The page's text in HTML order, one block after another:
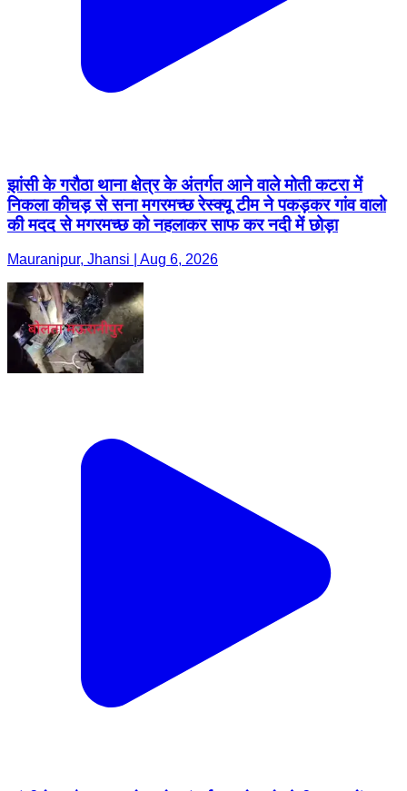
झांसी के गरौठा थाना क्षेत्र के अंतर्गत आने वाले मोती कटरा में
निकला कीचड़ से सना मगरमच्छ रेस्क्यू टीम ने पकड़कर गांव वालो
की मदद से मगरमच्छ को नहलाकर साफ कर नदी में छोड़ा
Mauranipur, Jhansi | Aug 6, 2026